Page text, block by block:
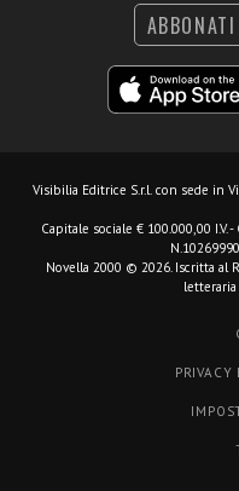
ABBONATI
Visibilia Editrice S.r.l. con sede in
Capitale sociale € 100.000,00 I.V.
Novella 2000 © 2026. Iscritta al
PRIVACY